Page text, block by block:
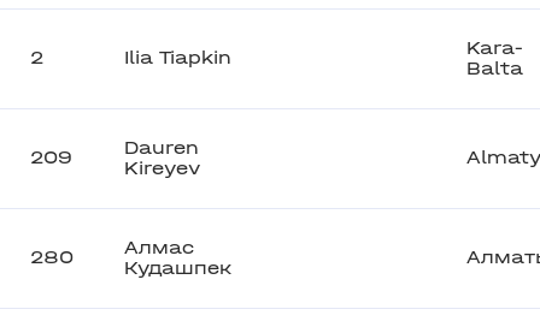
2 Ilia Tiapkin
Kara-
Balta
209
Dauren
Kireyev
Almaty
280
Алмас
Кудашпек